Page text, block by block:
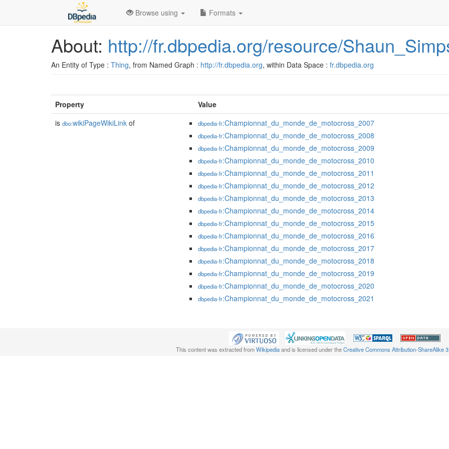
Browse using Formats
About: http://fr.dbpedia.org/resource/
An Entity of Type : Thing, from Named Graph : http://fr.dbpedia.org, within Data Space : fr.dbpedia.org
Property
Value
is dbo:wikiPageWikiLink of dbpedia-fr:Championnat_du_monde_de_motocross_2007
dbpedia-fr:Championnat_du_monde_de_motocross_2008
dbpedia-fr:Championnat_du_monde_de_motocross_2009
dbpedia-fr:Championnat_du_monde_de_motocross_2010
dbpedia-fr:Championnat_du_monde_de_motocross_2011
dbpedia-fr:Championnat_du_monde_de_motocross_2012
dbpedia-fr:Championnat_du_monde_de_motocross_2013
dbpedia-fr:Championnat_du_monde_de_motocross_2014
dbpedia-fr:Championnat_du_monde_de_motocross_2015
dbpedia-fr:Championnat_du_monde_de_motocross_2016
dbpedia-fr:Championnat_du_monde_de_motocross_2017
dbpedia-fr:Championnat_du_monde_de_motocross_2018
dbpedia-fr:Championnat_du_monde_de_motocross_2019
dbpedia-fr:Championnat_du_monde_de_motocross_2020
dbpedia-fr:Championnat_du_monde_de_motocross_2021
This content was extracted fromWikipediaand is licensed under theCreative Commons Attribution-ShareAlike